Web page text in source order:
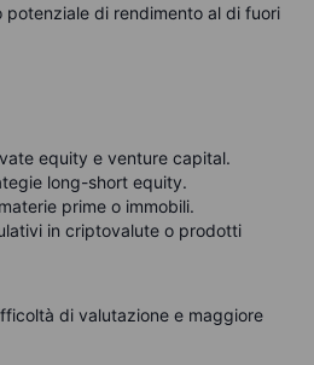
di rendimento al di fuori
equity e venture capital.
long-short equity.
prime o immobili.
in criptovalute o prodotti
di valutazione e maggiore